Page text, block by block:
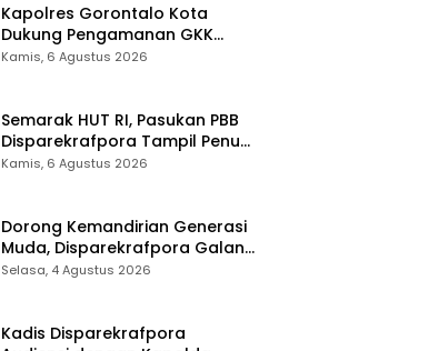
Kapolres Gorontalo Kota
Dukung Pengamanan GKK
2026, Disparekrafpora Perkuat
Kamis, 6 Agustus 2026
Semarak HUT RI, Pasukan PBB
Disparekrafpora Tampil Penuh
Semangat
Kamis, 6 Agustus 2026
Dorong Kemandirian Generasi
Muda, Disparekrafpora Galang
Dukungan Penuh Para Aleg
Selasa, 4 Agustus 2026
Kadis Disparekrafpora